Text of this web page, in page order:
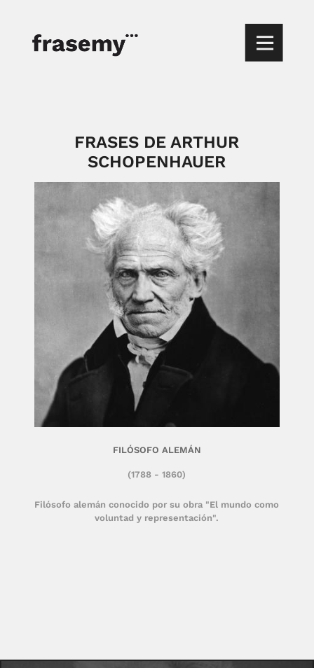
FRASES DE ARTHUR
SCHOPENHAUER
Filósofo alemán conocido por su obra "El mundo como
voluntad y representación".
(1788 - 1860)
FILÓSOFO ALEMÁN